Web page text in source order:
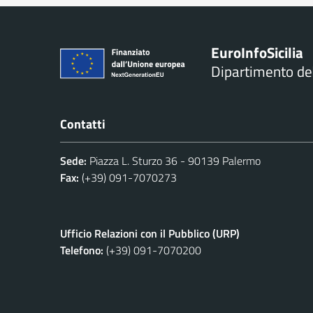
EuroInfoSicilia
Dipartimento
Contatti
Sede: Piazza L. Sturzo 36 - 90139 Palermo
Fax: (+39) 091-7070273
Ufficio Relazioni con il Pubblico (URP)
Telefono: (+39) 091-7070200